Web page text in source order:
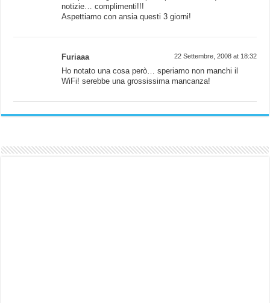
notizie… complimenti!!!
Aspettiamo con ansia questi 3 giorni!
Furiaaa 22 Settembre, 2008 at 18:32
Ho notato una cosa però… speriamo non manchi il
WiFi! serebbe una grossissima mancanza!